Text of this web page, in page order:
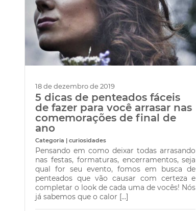
18 de dezembro de 2019
5 dicas de penteados fáceis
de fazer para você arrasar nas
comemorações de final de
ano
Categoria | curiosidades
Pensando em como deixar todas arrasando
nas festas, formaturas, encerramentos, seja
qual for seu evento, fomos em busca de
penteados que vão causar com certeza e
completar o look de cada uma de vocês! Nós
já sabemos que o calor […]